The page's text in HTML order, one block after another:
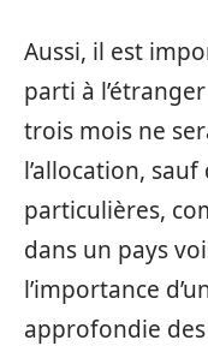
Aussi, il est
parti à
trois mois ne
l’allocation,
particulières,
dans un pays
l’importance
approfondie